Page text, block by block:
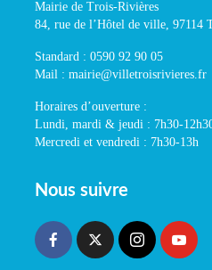
Mairie de Trois-Rivières
84, rue de l’Hôtel de ville, 97114
Standard : 0590 92 90 05
Mail : mairie@villetroisrivieres.fr
Horaires d’ouverture :
Lundi, mardi & jeudi : 7h30-
Mercredi et vendredi : 7h30-13h
Nous suivre